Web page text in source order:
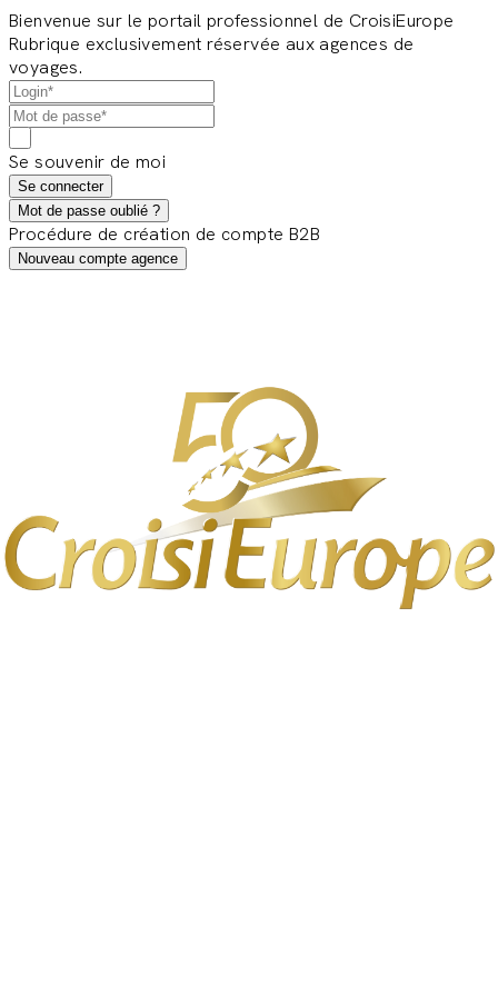
Bienvenue sur le portail professionnel de CroisiEurope
Rubrique exclusivement réservée aux agences de
voyages.
Se souvenir de moi
Se connecter
Mot de passe oublié ?
Procédure de création de compte B2B
Nouveau compte agence